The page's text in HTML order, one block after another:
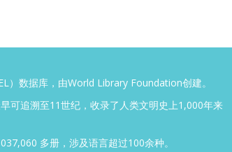
）数据库，由World Library Foundation创建。
可追溯至11世纪，收录了人类文明史上1,000年来
多册，涉及语言超过100余种。